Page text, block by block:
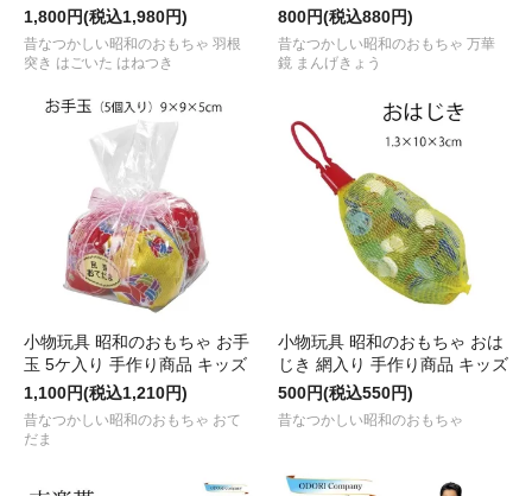
1,800円(税込1,980円)
昔なつかしい昭和のおもちゃ 羽根
突き はごいた はねつき
800円(税込880円)
昔なつかしい昭和のおもちゃ 万華
鏡 まんげきょう
小物玩具 昭和のおもちゃ お手
玉 5ケ入り 手作り商品 キッズ
1,100円(税込1,210円)
昔なつかしい昭和のおもちゃ おて
だま
小物玩具 昭和のおもちゃ おは
じき 網入り 手作り商品 キッズ
500円(税込550円)
昔なつかしい昭和のおもちゃ